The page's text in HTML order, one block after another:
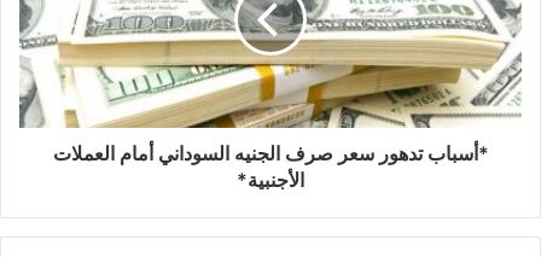
*أسباب تدهور سعر صرف الجنيه السوداني أمام العملات
الأجنبية*